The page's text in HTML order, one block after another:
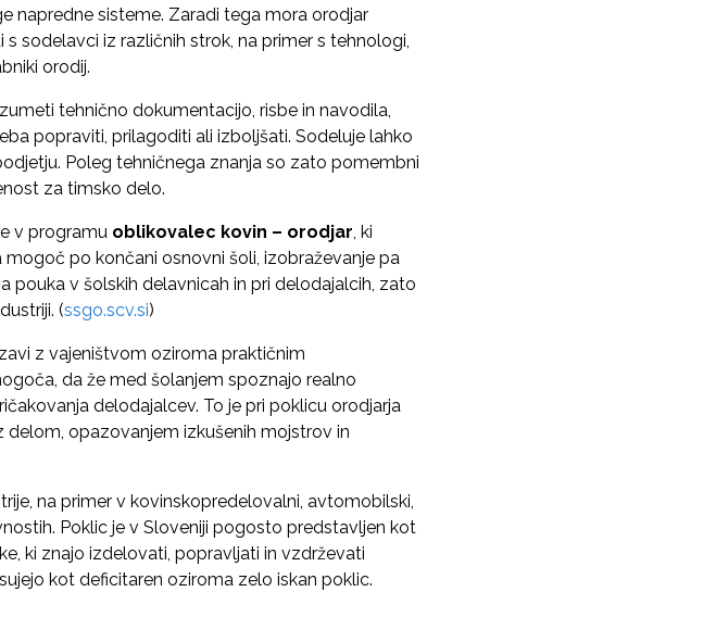
napredne sisteme. Zaradi tega mora orodjar
sodelavci iz različnih strok, na primer s tehnologi,
orodij.
tehnično dokumentacijo, risbe in navodila,
popraviti, prilagoditi ali izboljšati. Sodeluje lahko
Poleg tehničnega znanja so zato pomembni
za timsko delo.
v programu oblikovalec kovin – orodjar, ki
po končani osnovni šoli, izobraževanje pa
pouka v šolskih delavnicah in pri delodajalcih, zato
(ssgo.scv.si)
z vajeništvom oziroma praktičnim
da že med šolanjem spoznajo realno
delodajalcev. To je pri poklicu orodjarja
opazovanjem izkušenih mojstrov in
na primer v kovinskopredelovalni, avtomobilski,
Poklic je v Sloveniji pogosto predstavljen kot
ki znajo izdelovati, popravljati in vzdrževati
kot deficitaren oziroma zelo iskan poklic.